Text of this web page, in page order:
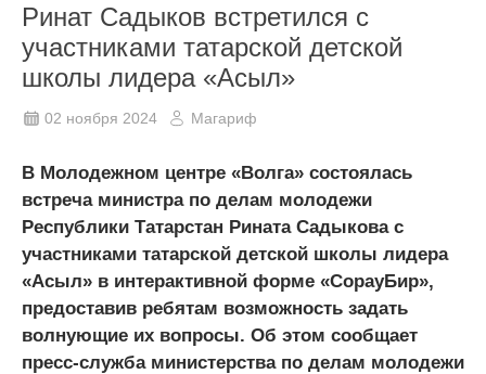
Ринат Садыков встретился с
участниками татарской детской
школы лидера «Асыл»
02 ноября 2024 Магариф
В Молодежном центре «Волга» состоялась
встреча министра по делам молодежи
Республики Татарстан Рината Садыкова с
участниками татарской детской школы лидера
«Асыл» в интерактивной форме «СорауБир»,
предоставив ребятам возможность задать
волнующие их вопросы. Об этом сообщает
пресс-служба министерства по делам молодежи